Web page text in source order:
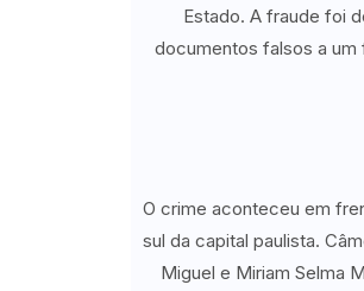
Estado. A fraude foi
documentos falsos a um
O crime aconteceu em
sul da capital paulista.
Miguel e Miriam Selma